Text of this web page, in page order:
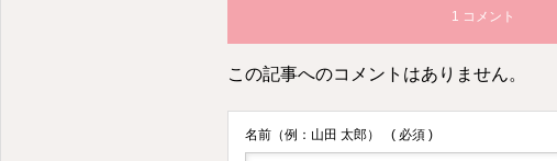
1 コメント
この記事へのコメントはありません。
名前（例：山田 太郎） ( 必須 )